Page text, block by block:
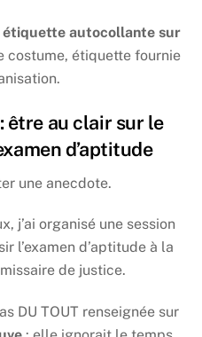
étiquette autocollante sur
costume, étiquette fournie
être au clair sur le
d’aptitude
une anecdote.
j’ai organisé une session
l’examen d’aptitude à la
de justice.
DU TOUT renseignée sur